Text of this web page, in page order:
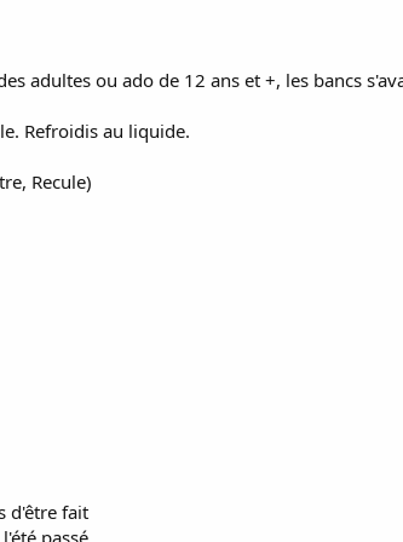
adultes ou ado de 12 ans et +, les bancs
Refroidis au liquide.
Recule)
d'être fait
passé